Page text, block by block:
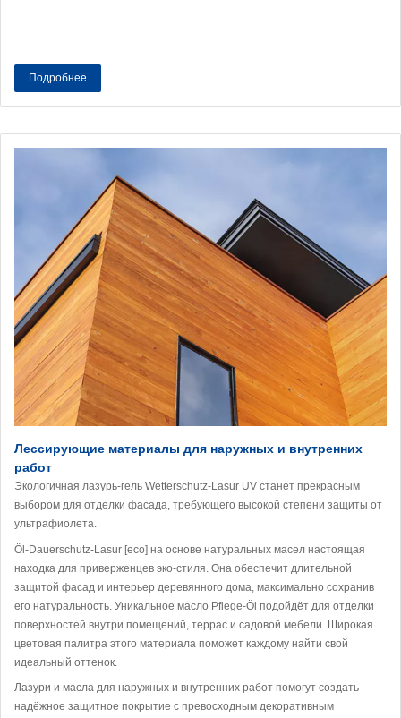
Подробнее
Лессирующие материалы для наружных и внутренних
работ
Экологичная лазурь-гель Wetterschutz-Lasur UV станет прекрасным
выбором для отделки фасада, требующего высокой степени защиты от
ультрафиолета.
Öl-Dauerschutz-Lasur [eco] на основе натуральных масел настоящая
находка для приверженцев эко-стиля. Она обеспечит длительной
защитой фасад и интерьер деревянного дома, максимально сохранив
его натуральность. Уникальное масло Pflege-Öl подойдёт для отделки
поверхностей внутри помещений, террас и садовой мебели. Широкая
цветовая палитра этого материала поможет каждому найти свой
идеальный оттенок.
Лазури и масла для наружных и внутренних работ помогут создать
надёжное защитное покрытие с превосходным декоративным